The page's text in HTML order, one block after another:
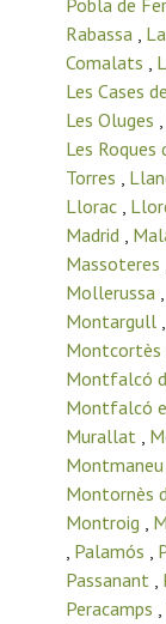
Pobla de
Rabassa ,
Comalats ,
Les Cases
Les Oluges ,
Les Roques
Torres ,
Llorac ,
Madrid ,
Massoteres
Mollerussa ,
Montargull ,
Montcortès
Montfalcó
Montfalcó
Murallat ,
Montmaneu
Montornès
Montroig ,
, Palamós ,
Passanant ,
Peracamps ,